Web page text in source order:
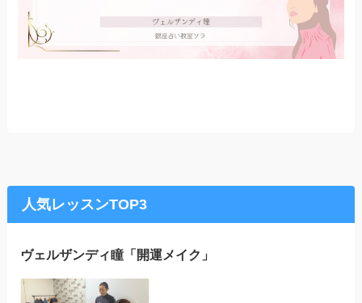
人気レッスンTOP3
ヴェルザンディ瞳「開運メイク」